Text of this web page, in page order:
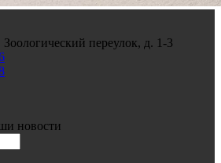
переулок, д. 1-3
новости